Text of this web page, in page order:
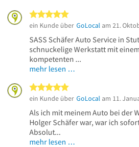
ein Kunde über GoLocal am 21.
SASS Schäfer Auto Service in
schnuckelige Werkstatt mit
kompetenten ...
mehr lesen …
ein Kunde über GoLocal am 11.
Als ich mit meinem Auto bei der
Holger Schäfer war, war ich
Absolut...
mehr lesen …